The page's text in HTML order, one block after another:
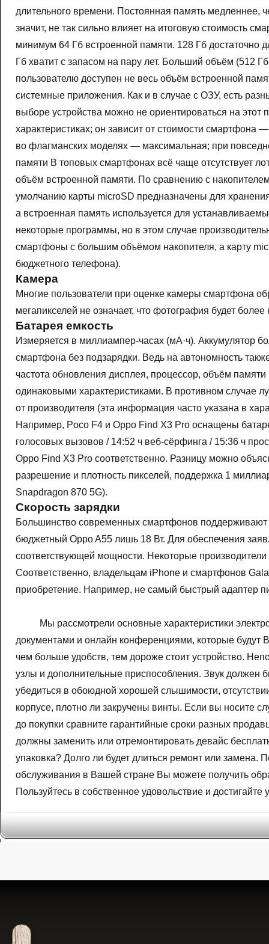
длительного времени. Постоянная память
значит, не так сильно влияет на итоговую
минимум 64 Гб встроенной памяти. 128 Гб достаточно
Гб хватит с запасом на пару лет. Больший объём (512
пользователю доступен не весь объём встроенной
системные приложения. Как и в случае с ОЗУ, есть
выборе устройства можно не ориентироваться на этот
характеристиках; он зависит от стоимости
во флагманских моделях — максимальная; при
памяти В топовых смартфонах всё чаще отсутствует
объём встроенной памяти. По сравнению с
умолчанию карты microSD предназначены для
а встроенная память используется для
некоторые программы, но в этом случае
смартфоны с большим объёмом накопителя, а карту
бюджетного телефона).
Камера
Многие пользователи при оценке камеры смартфона
мегапикселей не означает, что фотография будет
Батарея емкость
Измеряется в миллиампер-часах (мА·ч). Аккумулятор
смартфона без подзарядки. Ведь на автономность
частота обновления дисплея, процессор, объём
одинаковыми характеристиками. В противном случае
от производителя (эта информация часто указана в
Например, Poco F4 и Oppo Find X3 Pro оснащены
голосовых вызовов / 14:52 ч веб-сёрфинга / 15:36 ч
Oppo Find X3 Pro соответственно. Разницу можно
разрешение и плотность пикселей, поддержка 1
Snapdragon 870 5G).
Скорость зарядки
Большинство современных смартфонов
бюджетный Oppo A55 лишь 18 Вт. Для обеспечения
соответствующей мощности. Некоторые
Соответственно, владельцам iPhone и смартфонов
приобретение. Например, не самый быстрый адаптер
Мы рассмотрели основные характеристики
документами и онлайн конференциями, которые будут
чем больше удобств, тем дороже стоит устройство.
узлы и дополнительные приспособления. Звук должен
убедиться в обоюдной хорошей слышимости,
корпусе, плотно ли закручены винты. Если вы носите
до покупки сравните гарантийные сроки разных
должны заменить или отремонтировать девайс
упаковка? Долго ли будет длиться ремонт или замена.
обслуживания в Вашей стране Вы можете получить
Пользуйтесь в собственное удовольствие и достигайте